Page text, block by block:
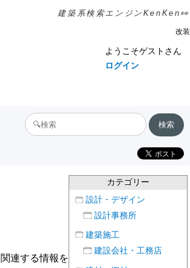
建築系検索エンジンKenKen👀
改装
ようこそゲストさん
ログイン
連する情報を
カテゴリー
設計・デザイン
設計事務所
建築施工
建設会社・工務店